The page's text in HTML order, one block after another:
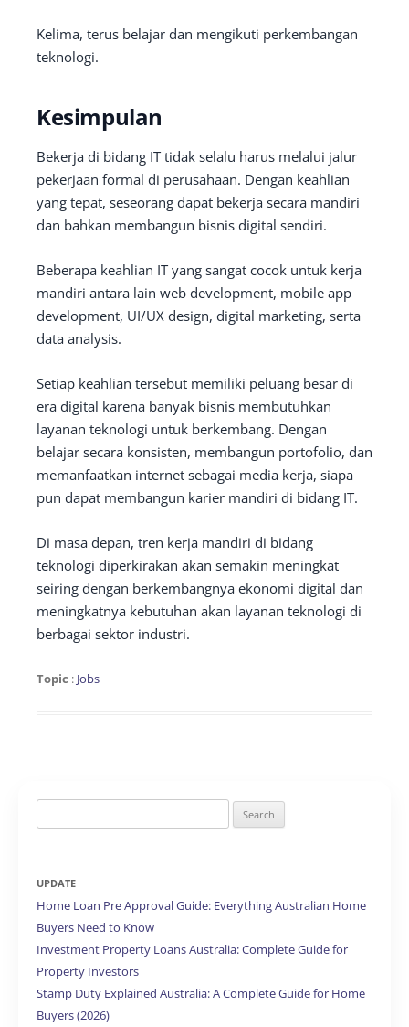
Kelima, terus belajar dan mengikuti perkembangan
teknologi.
Kesimpulan
Bekerja di bidang IT tidak selalu harus melalui jalur
pekerjaan formal di perusahaan. Dengan keahlian
yang tepat, seseorang dapat bekerja secara mandiri
dan bahkan membangun bisnis digital sendiri.
Beberapa keahlian IT yang sangat cocok untuk kerja
mandiri antara lain web development, mobile app
development, UI/UX design, digital marketing, serta
data analysis.
Setiap keahlian tersebut memiliki peluang besar di
era digital karena banyak bisnis membutuhkan
layanan teknologi untuk berkembang. Dengan
belajar secara konsisten, membangun portofolio, dan
memanfaatkan internet sebagai media kerja, siapa
pun dapat membangun karier mandiri di bidang IT.
Di masa depan, tren kerja mandiri di bidang
teknologi diperkirakan akan semakin meningkat
seiring dengan berkembangnya ekonomi digital dan
meningkatnya kebutuhan akan layanan teknologi di
berbagai sektor industri.
Topic : Jobs
for:
UPDATE
Home Loan Pre Approval Guide: Everything Australian Home
Buyers Need to Know
Investment Property Loans Australia: Complete Guide for
Property Investors
Stamp Duty Explained Australia: A Complete Guide for Home
Buyers (2026)